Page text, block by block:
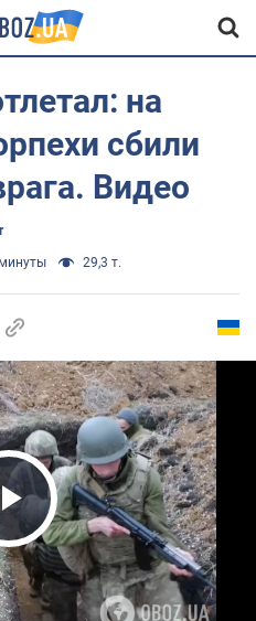
на
сбили
Видео
29,3 т.
Video